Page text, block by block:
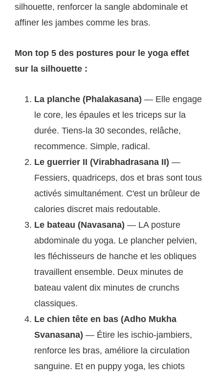
silhouette, renforcer la sangle abdominale et
affiner les jambes comme les bras.
Mon top 5 des postures pour le yoga effet
sur la silhouette :
La planche (Phalakasana) — Elle engage
le core, les épaules et les triceps sur la
durée. Tiens-la 30 secondes, relâche,
recommence. Simple, radical.
Le guerrier II (Virabhadrasana II) —
Fessiers, quadriceps, dos et bras sont tous
activés simultanément. C'est un brûleur de
calories discret mais redoutable.
Le bateau (Navasana) — LA posture
abdominale du yoga. Le plancher pelvien,
les fléchisseurs de hanche et les obliques
travaillent ensemble. Deux minutes de
bateau valent dix minutes de crunchs
classiques.
Le chien tête en bas (Adho Mukha
Svanasana) — Étire les ischio-jambiers,
renforce les bras, améliore la circulation
sanguine. Et en puppy yoga, les chiots